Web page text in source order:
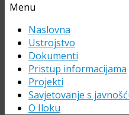
Menu
Skip
content
Naslovna
Ustrojstvo
Dokumenti
Pristup informacijama
Projekti
Savjetovanje s
O Iloku